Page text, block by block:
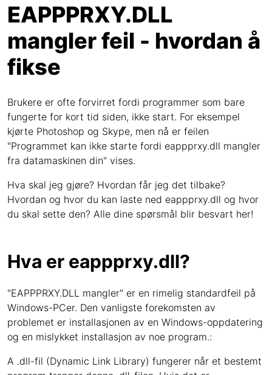
EAPPPRXY.DLL
mangler feil - hvordan å
fikse
Brukere er ofte forvirret fordi programmer som bare
fungerte for kort tid siden, ikke start. For eksempel
kjørte Photoshop og Skype, men nå er feilen
"Programmet kan ikke starte fordi eappprxy.dll mangler
fra datamaskinen din" vises.
Hva skal jeg gjøre? Hvordan får jeg det tilbake?
Hvordan og hvor du kan laste ned eappprxy.dll og hvor
du skal sette den? Alle dine spørsmål blir besvart her!
Hva er eappprxy.dll?
"EAPPPRXY.DLL mangler" er en rimelig standardfeil på
Windows-PCer. Den vanligste forekomsten av
problemet er installasjonen av en Windows-oppdatering
og en mislykket installasjon av noe program.:
A .dll-fil (Dynamic Link Library) fungerer når et bestemt